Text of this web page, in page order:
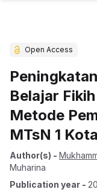
Open Access
Belajar
Metode
MTsN 1
Author(s) -
Muharina
Publication year -